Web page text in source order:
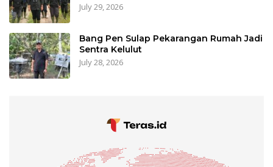
July 29, 2026
Bang Pen Sulap Pekarangan Rumah Jadi
Sentra Kelulut
July 28, 2026